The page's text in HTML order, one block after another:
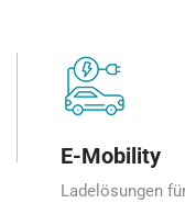
E-Mobility
Ladelösungen